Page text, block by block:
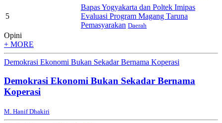
5
Bapas Yogyakarta dan Poltek Imipas
Evaluasi Program Magang Taruna
Pemasyarakan Daerah
Opini
+ MORE
Demokrasi Ekonomi Bukan Sekadar Bernama Koperasi
Demokrasi Ekonomi Bukan Sekadar Bernama
Koperasi
M. Hanif Dhakiri